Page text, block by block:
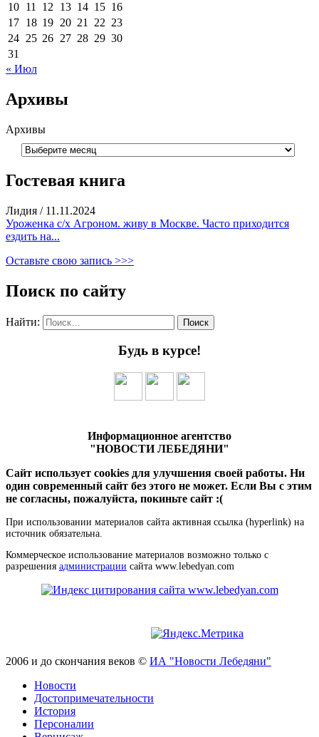
10 11 12 13 14 15 16
17 18 19 20 21 22 23
24 25 26 27 28 29 30
31
« Июл
Архивы
Архивы
Гостевая книга
Лидия / 11.11.2024
Уроженка с/х Агроном. живу в Москве. Часто приходится
ездить на...
Оставьте свою запись >>>
Поиск по сайту
Найти:
Будь в курсе!
Информационное агентство
"НОВОСТИ ЛЕБЕДЯНИ"
Сайт использует cookies для улучшения своей работы. Ни
один современный сайт без этого не может. Если Вы с этим
не согласны, пожалуйста, покиньте сайт :(
При использовании материалов сайта активная ссылка (hyperlink) на
источник обязательна.
Коммерческое использование материалов возможно только с
разрешения администрации сайта www.lebedyan.com
2006 и до скончания веков © ИА "Новости Лебедяни"
Новости
Достопримечательности
История
Персоналии